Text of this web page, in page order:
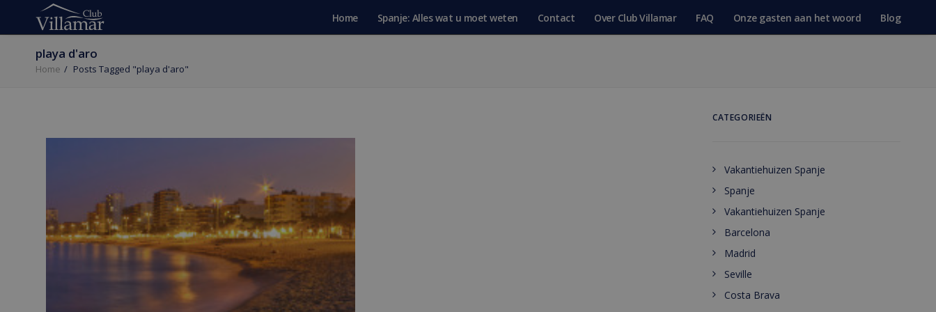
Home Spanje: Alles wat u moet weten Contact Over Club Villamar FAQ Onze gasten aan het woord Blog
playa d'aro
Home Posts Tagged "playa d'aro"
CATEGORIEËN
Vakantiehuizen Spanje
Spanje
Vakantiehuizen Spanje
Barcelona
Madrid
Seville
Costa Brava